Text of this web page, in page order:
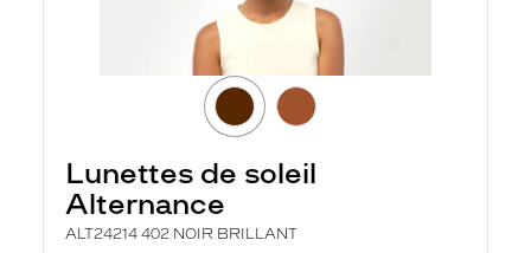
Lunettes de soleil
Alternance
ALT24214 402 NOIR BRILLANT